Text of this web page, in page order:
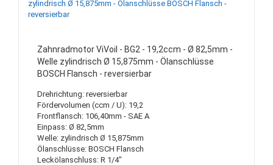
Zahnradmotor ViVoil - BG2 - 19,2ccm - Ø 82,5mm -
Welle zylindrisch Ø 15,875mm - Ölanschlüsse
BOSCH Flansch - reversierbar
Drehrichtung: reversierbar
Fördervolumen (ccm / U): 19,2
Frontflansch: 106,40mm - SAE A
Einpass: Ø 82,5mm
Welle: zylindrisch Ø 15,875mm
Ölanschlüsse: BOSCH Flansch
Leckölanschluss: R 1/4"